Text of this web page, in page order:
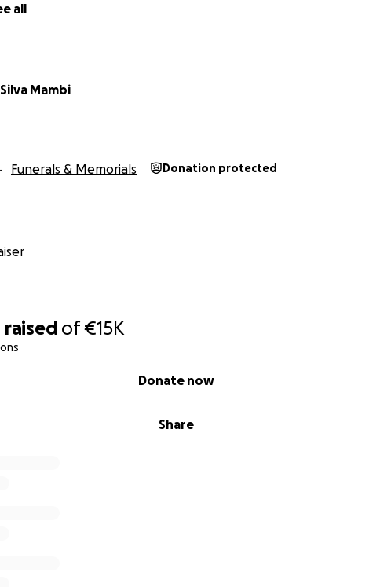
raised of€15K
Share
Donate now
all
Mambi
Funerals & Memorials Donation protected